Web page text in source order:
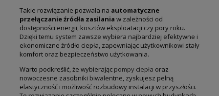
Takie rozwiązanie pozwala na automatyczne
przełączanie źródła zasilania w zależności od
dostępności energii, kosztów eksploatacji czy pory roku.
Dzięki temu system zawsze wybiera najbardziej efektywne i
ekonomiczne źródło ciepła, zapewniając użytkownikowi stały
komfort oraz bezpieczeństwo użytkowania.
Warto podkreślić, że wybierając pompy ciepła oraz
nowoczesne zasobniki biwalentne, zyskujesz pełną
elastyczność i możliwość rozbudowy instalacji w przyszłości.